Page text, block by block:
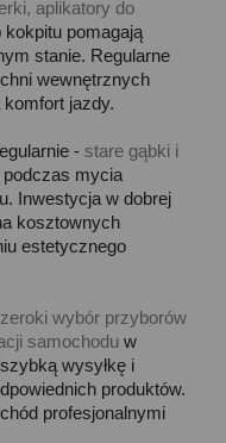
aplikatory do
pomagają
stanie. Regularne
wewnętrznych
komfort jazdy.
-stare gąbki i
podczas mycia
Inwestycja w dobrej
kosztownych
estetycznego
wybór przyborów
samochodu w
wysyłkę i
produktów.
profesjonalnymi